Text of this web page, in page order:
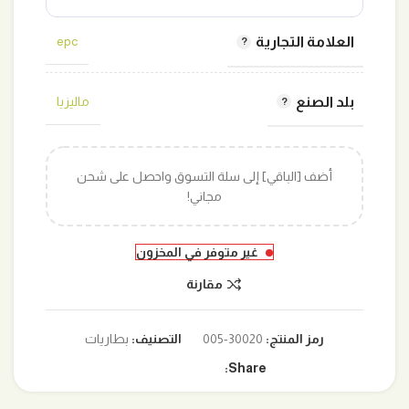
العلامة التجارية epc
بلد الصنع ماليزيا
أضف [الباقي] إلى سلة التسوق واحصل على شحن
مجاني!
غير متوفر في المخزون
مقارنة
رمز المنتج: 30020-005 التصنيف: بطاريات
Share: